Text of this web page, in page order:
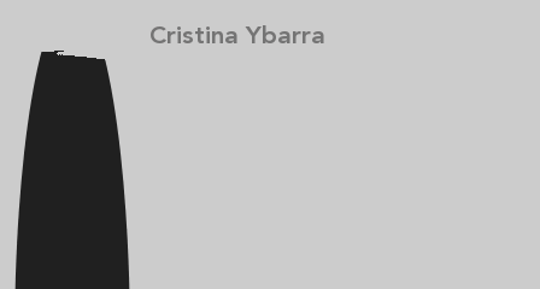
Cristina Ybarra